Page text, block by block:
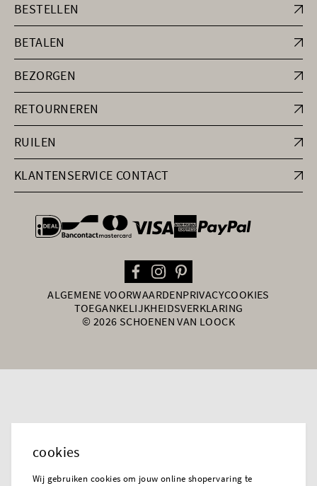
BESTELLEN
BETALEN
BEZORGEN
RETOURNEREN
RUILEN
KLANTENSERVICE CONTACT
general.paymentOptions
ALGEMENE VOORWAARDENPRIVACYCOOKIES
TOEGANKELIJKHEIDSVERKLARING
© 2026 SCHOENEN VAN LOOCK
cookies
Wij gebruiken cookies om jouw online shopervaring te